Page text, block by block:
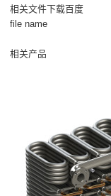
相关文件下载百度
file name
相关产品